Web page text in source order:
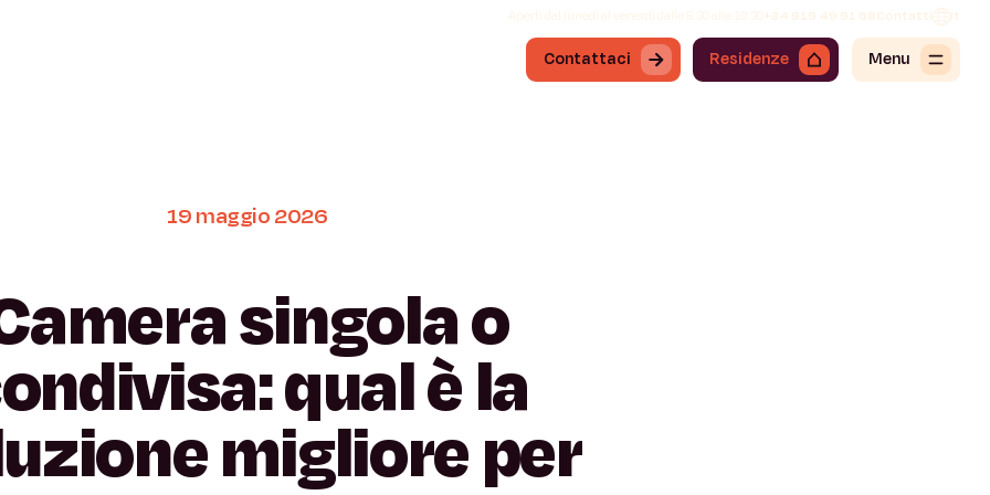
Aperti dal lunedì al venerdì dalle 8:30 alle 19:30+34 919 49 91 68Contatti It
Contattaci Residenze Menu
19maggio2026
singolao
qualèla
miglioreper